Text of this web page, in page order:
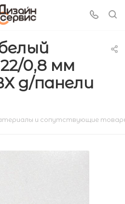
0,8 мм
д/панели
и сопутствующие